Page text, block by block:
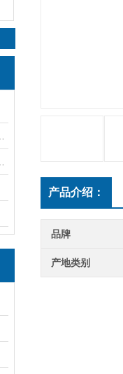
产品介绍：
品牌
产地类别